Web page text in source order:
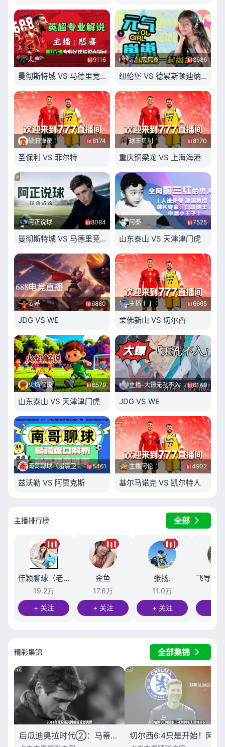
悲喜 9116
曼彻斯特城 VS 马德里竞技
元气崽崽🤞 8686
纽伦堡 VS 德累斯顿迪纳摩
破旧弹簧 8174
圣保利 VS 菲尔特
球王贝利 8170
重庆铜梁龙 VS 上海海港
阿正说球 8084
曼彻斯特城 VS 马德里竞技
阿秦 7525
山东泰山 VS 天津津门虎
麦基 6880
JDG VS WE
主播丁丁 6665
柔佛新山 VS 切尔西
火焰解说 6579
山东泰山 VS 天津津门虎
主播-大镖无孔不入 6149
JDG VS WE
南哥聊球（超清卫星） 5461
兹沃勒 VS 阿贾克斯
主播阿伦 4902
基尔马诺克 VS 凯尔特人
主播排行榜 全部
佳颖聊球（老高卫星）
19.2万
+ 关注
金鱼
17.6万
+ 关注
张扬.
11.0万
+ 关注
精彩集锦 全部集锦
后瓜迪奥拉时代②：马蒂诺为什么救不了巴萨？
切尔西6:4只是开始！阿